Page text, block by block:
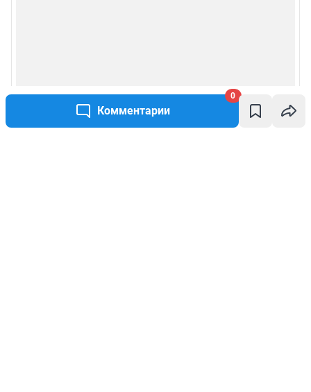
Комментарии
0